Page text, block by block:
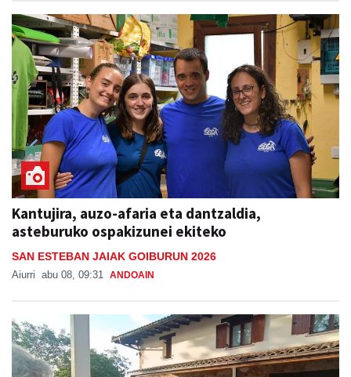
Kantujira, auzo-afaria eta dantzaldia,
asteburuko ospakizunei ekiteko
SAN ESTEBAN JAIAK GOIBURUN 2026
Aiurri abu 08, 09:31 ANDOAIN